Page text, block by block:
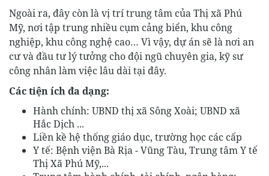
Ngoài ra, đây còn là vị trí trung tâm của Thị xã Phú
Mỹ, nơi tập trung nhiều cụm cảng biển, khu công
nghiệp, khu công nghệ cao… Vì vậy, dự án sẽ là nơi an
cư và đầu tư lý tưởng cho đội ngũ chuyên gia, kỹ sư
công nhân làm việc lâu dài tại đây.
Các tiện ích đa dạng:
Hành chính: UBND thị xã Sông Xoài; UBND xã
Hắc Dịch ...
Liền kề hệ thống giáo dục, trường học các cấp
Y tế: Bệnh viện Bà Rịa - Vũng Tàu, Trung tâm Y tế
Thị Xã Phú Mỹ,...